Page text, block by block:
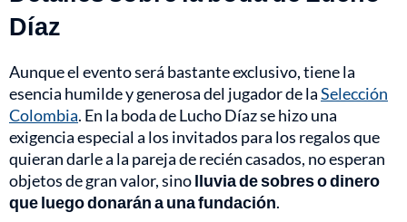
Díaz
Aunque el evento será bastante exclusivo, tiene la
esencia humilde y generosa del jugador de laSelección
Colombia. En la boda de Lucho Díaz se hizo una
exigencia especial a los invitados para los regalos que
quieran darle a la pareja de recién casados, no esperan
objetos de gran valor, sinolluvia de sobres o dinero
que luego donarán a una fundación.